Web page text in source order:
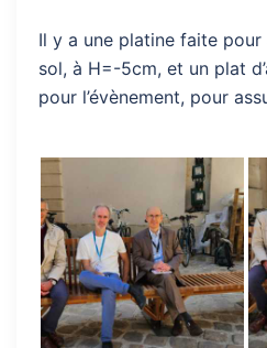
Il y a une platine faite
sol, à H=-5cm, et un plat
pour l’évènement, pour